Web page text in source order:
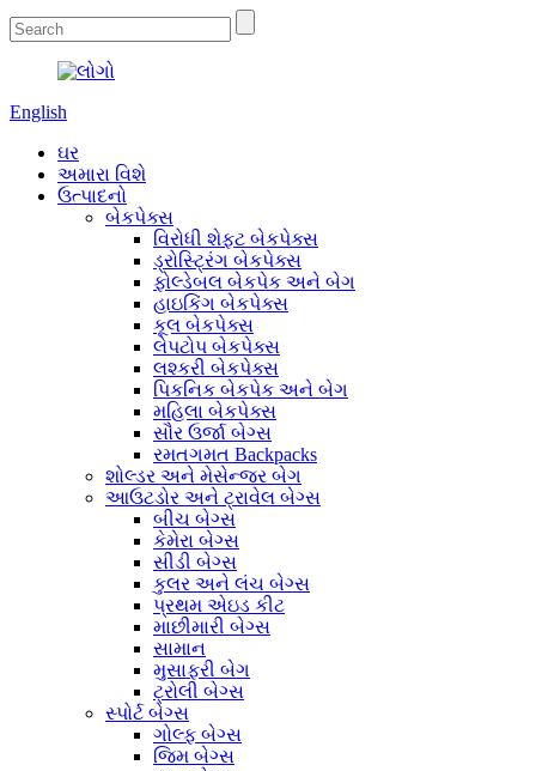
English
ઘર
અમારા વિશે
ઉત્પાદનો
બેકપેક્સ
વિરોધી શેફ્ટ બેકપેક્સ
ડ્રોસ્ટ્રિંગ બેકપેક્સ
ફોલ્ડેબલ બેકપેક અને બેગ
હાઇકિંગ બેકપેક્સ
કૂલ બેકપેક્સ
લેપટોપ બેકપેક્સ
લશ્કરી બેકપેક્સ
પિકનિક બેકપેક અને બેગ
મહિલા બેકપેક્સ
સૌર ઉર્જા બેગ્સ
રમતગમત Backpacks
શોલ્ડર અને મેસેન્જર બેગ
આઉટડોર અને ટ્રાવેલ બેગ્સ
બીચ બેગ્સ
કેમેરા બેગ્સ
સીડી બેગ્સ
કુલર અને લંચ બેગ્સ
પ્રથમ એઇડ કીટ
માછીમારી બેગ્સ
સામાન
મુસાફરી બેગ
ટ્રોલી બેગ્સ
સ્પોર્ટ બેગ્સ
ગોલ્ફ બેગ્સ
જિમ બેગ્સ